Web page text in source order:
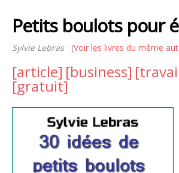
Petits boulots pour
Sylvie Lebras(Voir les livres du même
[article] [business]
[gratuit]